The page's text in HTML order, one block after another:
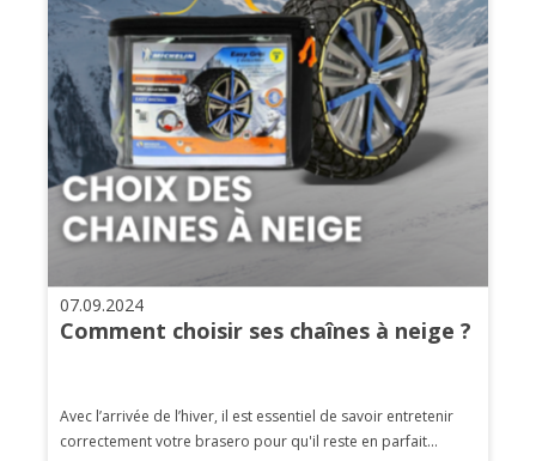
07.09.2024
Comment choisir ses chaînes à neige ?
Avec l’arrivée de l’hiver, il est essentiel de savoir entretenir
correctement votre brasero pour qu'il reste en parfait...